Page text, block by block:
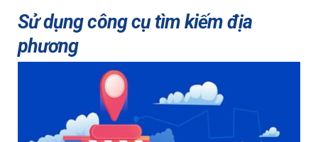
Sử dụng công cụ tìm kiếm địa
phương